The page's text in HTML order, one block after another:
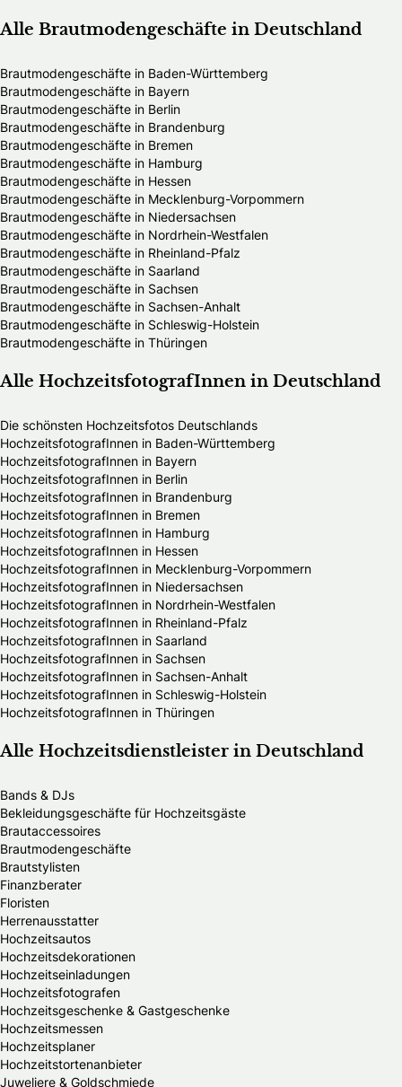
Alle Brautmodengeschäfte in Deutschland
Brautmodengeschäfte in Baden-Württemberg
Brautmodengeschäfte in Bayern
Brautmodengeschäfte in Berlin
Brautmodengeschäfte in Brandenburg
Brautmodengeschäfte in Bremen
Brautmodengeschäfte in Hamburg
Brautmodengeschäfte in Hessen
Brautmodengeschäfte in Mecklenburg-Vorpommern
Brautmodengeschäfte in Niedersachsen
Brautmodengeschäfte in Nordrhein-Westfalen
Brautmodengeschäfte in Rheinland-Pfalz
Brautmodengeschäfte in Saarland
Brautmodengeschäfte in Sachsen
Brautmodengeschäfte in Sachsen-Anhalt
Brautmodengeschäfte in Schleswig-Holstein
Brautmodengeschäfte in Thüringen
Alle HochzeitsfotografInnen in Deutschland
Die schönsten Hochzeitsfotos Deutschlands
HochzeitsfotografInnen in Baden-Württemberg
HochzeitsfotografInnen in Bayern
HochzeitsfotografInnen in Berlin
HochzeitsfotografInnen in Brandenburg
HochzeitsfotografInnen in Bremen
HochzeitsfotografInnen in Hamburg
HochzeitsfotografInnen in Hessen
HochzeitsfotografInnen in Mecklenburg-Vorpommern
HochzeitsfotografInnen in Niedersachsen
HochzeitsfotografInnen in Nordrhein-Westfalen
HochzeitsfotografInnen in Rheinland-Pfalz
HochzeitsfotografInnen in Saarland
HochzeitsfotografInnen in Sachsen
HochzeitsfotografInnen in Sachsen-Anhalt
HochzeitsfotografInnen in Schleswig-Holstein
HochzeitsfotografInnen in Thüringen
Alle Hochzeitsdienstleister in Deutschland
Bands & DJs
Bekleidungsgeschäfte für Hochzeitsgäste
Brautaccessoires
Brautmodengeschäfte
Brautstylisten
Finanzberater
Floristen
Herrenausstatter
Hochzeitsautos
Hochzeitsdekorationen
Hochzeitseinladungen
Hochzeitsfotografen
Hochzeitsgeschenke & Gastgeschenke
Hochzeitsmessen
Hochzeitsplaner
Hochzeitstortenanbieter
Juweliere & Goldschmiede